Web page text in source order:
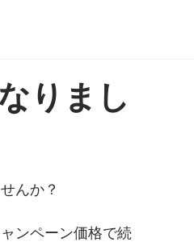
りまし
んか？
ンペーン価格で続